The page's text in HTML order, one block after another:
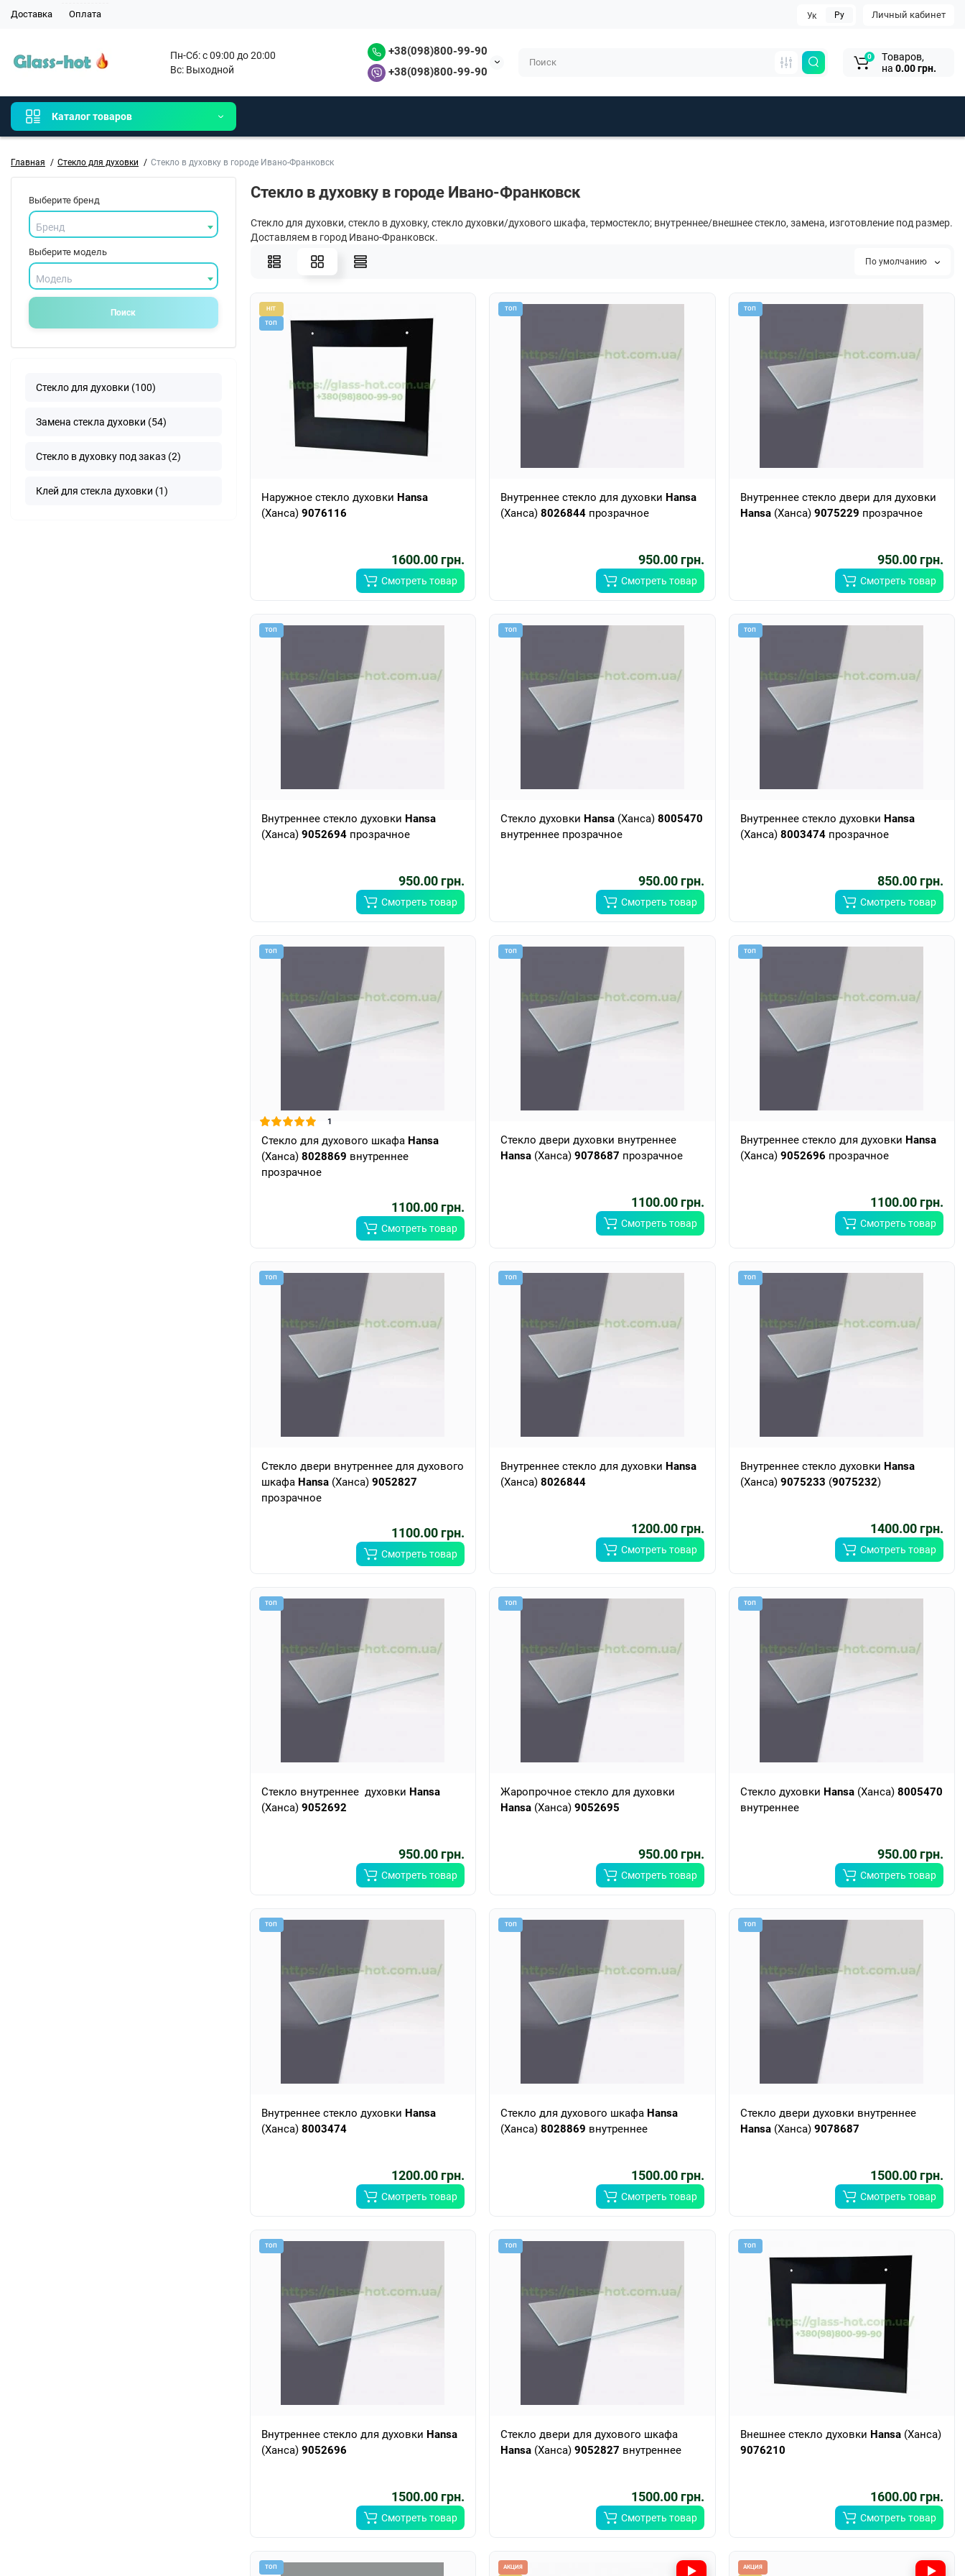
Доставка Оплата Личный кабинет
Ук Ру
Пн-Сб: с 09:00 до 20:00
Вс: Выходной
+38(098)800-99-90
+38(098)800-99-90
0
Tоваров,
на 0.00 грн.
Каталог товаров
Главная Стекло для духовки Стекло в духовку в городе Ивано-Франковск
Выберите бренд
Бренд
Выберите модель
Модель
Поиск
Стекло для духовки (100)
Замена стекла духовки (54)
Стекло в духовку под заказ (2)
Клей для стекла духовки (1)
Стекло в духовку в городе Ивано-Франковск
Стекло для духовки, стекло в духовку, стекло духовки/духового шкафа, термостекло; внутреннее/внешнее стекло, замена, изготовление под размер.
Доставляем в город Ивано-Франковск.
По умолчанию
HIT
ТОП
Наружное стекло духовки Hansa
(Ханса) 9076116
1600.00 грн.
Смотреть товар
ТОП
Внутреннее стекло для духовки Hansa
(Ханса) 8026844 прозрачное
950.00 грн.
Смотреть товар
ТОП
Внутреннее стекло двери для духовки
Hansa(Ханса) 9075229 прозрачное
950.00 грн.
Смотреть товар
ТОП
Внутреннее стекло духовки Hansa
(Ханса) 9052694прозрачное
950.00 грн.
Смотреть товар
ТОП
Стекло духовки Hansa (Ханса) 8005470
внутреннее прозрачное
950.00 грн.
Смотреть товар
ТОП
Внутреннее стекло духовки Hansa
(Ханса) 8003474прозрачное
850.00 грн.
Смотреть товар
ТОП
1
Стекло для духового шкафа Hansa
(Ханса) 8028869 внутреннее
прозрачное
1100.00 грн.
Смотреть товар
ТОП
Стекло двери духовки внутреннее
Hansa (Ханса) 9078687 прозрачное
1100.00 грн.
Смотреть товар
ТОП
Внутреннее стекло для духовки Hansa
(Ханса) 9052696 прозрачное
1100.00 грн.
Смотреть товар
ТОП
Стекло двери внутреннее для духового
шкафа Hansa(Ханса) 9052827
прозрачное
1100.00 грн.
Смотреть товар
ТОП
Внутреннее стекло для духовки Hansa
(Ханса) 8026844
1200.00 грн.
Смотреть товар
ТОП
Внутреннее стекло духовки Hansa
(Ханса) 9075233 (9075232)
1400.00 грн.
Смотреть товар
ТОП
Стекло внутреннее духовки Hansa
(Ханса) 9052692
950.00 грн.
Смотреть товар
ТОП
Жаропрочное стекло для духовки
Hansa (Ханса) 9052695
950.00 грн.
Смотреть товар
ТОП
Стекло духовки Hansa(Ханса) 8005470
внутреннее
950.00 грн.
Смотреть товар
ТОП
Внутреннее стекло духовки Hansa
(Ханса) 8003474
1200.00 грн.
Смотреть товар
ТОП
Стекло для духового шкафа Hansa
(Ханса) 8028869 внутреннее
1500.00 грн.
Смотреть товар
ТОП
Стекло двери духовки внутреннее
Hansa(Ханса) 9078687
1500.00 грн.
Смотреть товар
ТОП
Внутреннее стекло для духовки Hansa
(Ханса) 9052696
1500.00 грн.
Смотреть товар
ТОП
Стекло двери для духового шкафа
Hansa (Ханса) 9052827 внутреннее
1500.00 грн.
Смотреть товар
ТОП
Внешнее стекло духовки Hansa(Ханса)
9076210
1600.00 грн.
Смотреть товар
ТОП АКЦИЯ АКЦИЯ